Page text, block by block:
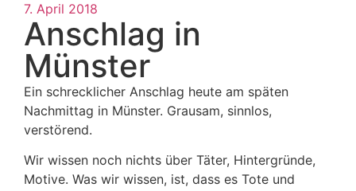
7. April 2018
Anschlag in
Münster
Ein schrecklicher Anschlag heute am späten
Nachmittag in Münster. Grausam, sinnlos,
verstörend.
Wir wissen noch nichts über Täter, Hintergründe,
Motive. Was wir wissen, ist, dass es Tote und